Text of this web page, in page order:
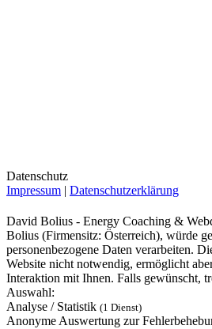
Datenschutz
Impressum | Datenschutzerklärung
David Bolius - Energy Coaching &
Bolius (Firmensitz: Österreich), würde
personenbezogene Daten verarbeiten.
Website nicht notwendig, ermöglicht
Interaktion mit Ihnen. Falls gewünscht,
Auswahl:
Analyse / Statistik (1 Dienst)
Anonyme Auswertung zur